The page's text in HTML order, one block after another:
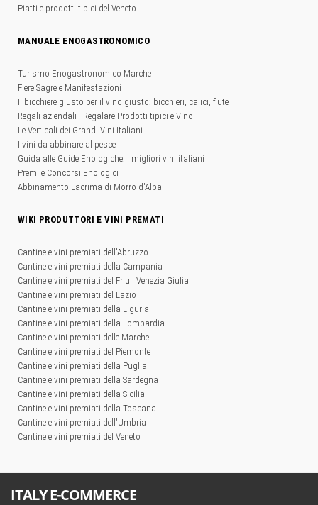
Piatti e prodotti tipici del Veneto
MANUALE ENOGASTRONOMICO
Turismo Enogastronomico Marche
Fiere Sagre e Manifestazioni
Il bicchiere giusto per il vino giusto: bicchieri, calici, flute
Regali aziendali - Regalare Prodotti tipici e Vino
Le Verticali dei Grandi Vini Italiani
I vini da abbinare al pesce
Guida alle Guide Enologiche: i migliori vini italiani
Premi e Concorsi Enologici
Abbinamento Lacrima di Morro d'Alba
WIKI PRODUTTORI E VINI PREMATI
Cantine e vini premiati dell'Abruzzo
Cantine e vini premiati della Campania
Cantine e vini premiati del Friuli Venezia Giulia
Cantine e vini premiati del Lazio
Cantine e vini premiati della Liguria
Cantine e vini premiati della Lombardia
Cantine e vini premiati delle Marche
Cantine e vini premiati del Piemonte
Cantine e vini premiati della Puglia
Cantine e vini premiati della Sardegna
Cantine e vini premiati della Sicilia
Cantine e vini premiati della Toscana
Cantine e vini premiati dell'Umbria
Cantine e vini premiati del Veneto
ITALY E-COMMERCE